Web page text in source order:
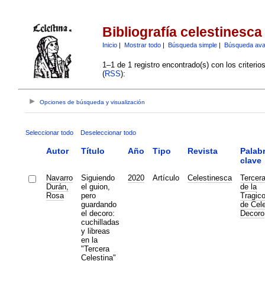
Bibliografía celestinesca
Inicio| Mostrar todo| Búsqueda simple| Búsqueda
1–1 de 1 registro encontrado(s) con los
(RSS):
Opciones de búsqueda y visualización
Seleccionar todo Deseleccionar todo
Autor Título Año Tipo Revista
clave
Navarro
Durán,
Rosa
Siguiendo
el guion,
pero
guardando
el decoro:
cuchilladas
y libreas
en la
"Tercera
Celestina"
2020 Artículo Celestinesca
de la
de
Decoro